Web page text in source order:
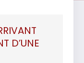
D’UNE